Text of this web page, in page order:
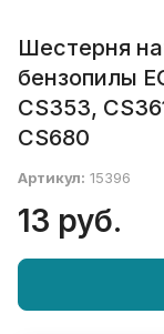
Шестерня
бензопилы
CS353,
CS680
Артикул: 15396
13 руб.